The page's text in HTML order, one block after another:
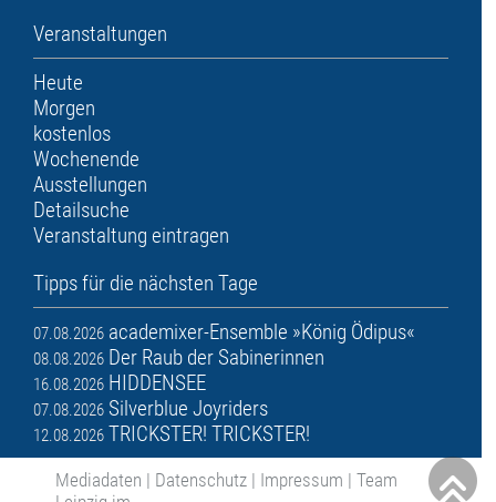
Veranstaltungen
Heute
Morgen
kostenlos
Wochenende
Ausstellungen
Detailsuche
Veranstaltung eintragen
Tipps für die nächsten Tage
07.08.2026 academixer-Ensemble »König Ödipus«
08.08.2026 Der Raub der Sabinerinnen
16.08.2026 HIDDENSEE
07.08.2026 Silverblue Joyriders
12.08.2026 TRICKSTER! TRICKSTER!
Mediadaten | Datenschutz | Impressum | Team